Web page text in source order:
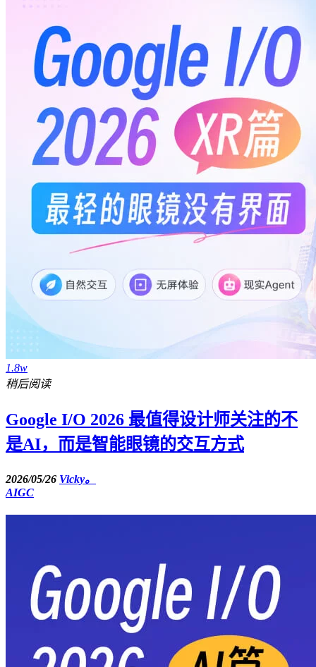
1.8w
稍后阅读
Google I/O 2026 最值得设计师关注的不
是AI，而是智能眼镜的交互方式
2026/05/26 Vicky。
AIGC